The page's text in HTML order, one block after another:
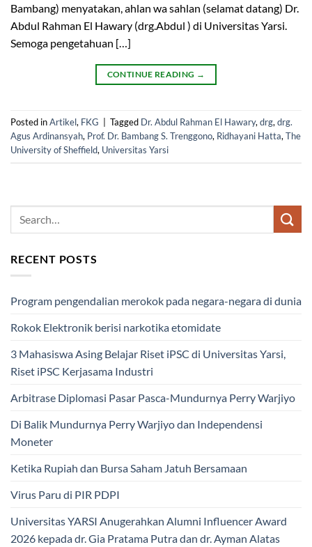
Bambang) menyatakan, ahlan wa sahlan (selamat datang) Dr.
Abdul Rahman El Hawary (drg.Abdul ) di Universitas Yarsi.
Semoga pengetahuan […]
CONTINUE READING →
Posted inArtikel, FKG Tagged Dr. Abdul Rahman El Hawary, drg, drg.
Agus Ardinansyah, Prof. Dr. Bambang S. Trenggono, Ridhayani Hatta, The
University of Sheffield, Universitas Yarsi
RECENT POSTS
Program pengendalian merokok pada negara-negara di dunia
Rokok Elektronik berisi narkotika etomidate
3 Mahasiswa Asing Belajar Riset iPSC di Universitas Yarsi,
Riset iPSC Kerjasama Industri
Arbitrase Diplomasi Pasar Pasca-Mundurnya Perry Warjiyo
Di Balik Mundurnya Perry Warjiyo dan Independensi
Moneter
Ketika Rupiah dan Bursa Saham Jatuh Bersamaan
Virus Paru di PIR PDPI
Universitas YARSI Anugerahkan Alumni Influencer Award
2026 kepada dr. Gia Pratama Putra dan dr. Ayman Alatas